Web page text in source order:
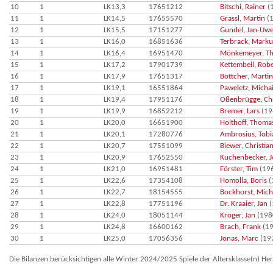
10
1 LK13,3 17651212 Bitschi, Rainer
11
1 LK14,5 17655570 Grassl, Martin
12
1 LK15,5 17151277
Gundel, Jan-Uwe
13
1 LK16,0 16851636
Terbrack,
14
1 LK16,4 16951470
Mönkemeyer,
15
1 LK17,2 17901739
Kettembeil,
16
1 LK17,9 17651317
Böttcher, Martin
17
1 LK19,1 16551864
Paweletz,
18
1 LK19,4 17951176
Oßenbrügge,
19
1 LK19,9 16852212 Bremer, Lars
20
1 LK20,0 16651900
Holthoff,
21
1 LK20,1 17280776
Ambrosius,
22
1 LK20,7 17551099
Biewer, Christian
23
1 LK20,9 17652550
Kuchenbecker,
24
1 LK21,0 16951481 Förster, Tim
25
1 LK22,6 17354108 Homolla, Boris
26
1 LK22,7 18154555
Bockhorst,
27
1 LK22,8 17751196 Dr. Kraaier, Jan
28
1 LK24,0 18051144 Kröger, Jan
29
1 LK24,8 16600162 Brach, Frank
30
1 LK25,0 17056356 Jonas, Marc
Die Bilanzen berücksichtigen alle Winter 2024/2025 Spiele der Altersklasse(n)